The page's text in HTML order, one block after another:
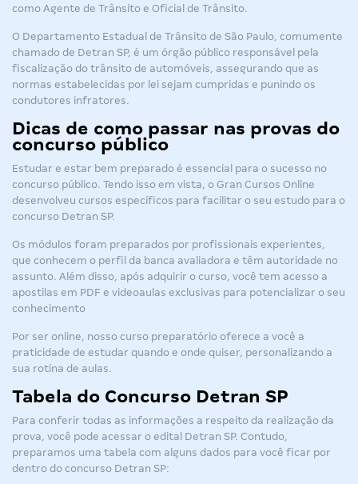
como Agente de Trânsito e Oficial de Trânsito.
O Departamento Estadual de Trânsito de São Paulo, comumente
chamado de Detran SP, é um órgão público responsável pela
fiscalização do trânsito de automóveis, assegurando que as
normas estabelecidas por lei sejam cumpridas e punindo os
condutores infratores.
Dicas de como passar nas provas do
concurso público
Estudar e estar bem preparado é essencial para o sucesso no
concurso público. Tendo isso em vista, o Gran Cursos Online
desenvolveu cursos específicos para facilitar o seu estudo para o
concurso Detran SP.
Os módulos foram preparados por profissionais experientes,
que conhecem o perfil da banca avaliadora e têm autoridade no
assunto. Além disso, após adquirir o curso, você tem acesso a
apostilas em PDF e videoaulas exclusivas para potencializar o seu
conhecimento
Por ser online, nosso curso preparatório oferece a você a
praticidade de estudar quando e onde quiser, personalizando a
sua rotina de aulas.
Tabela do Concurso Detran SP
Para conferir todas as informações a respeito da realização da
prova, você pode acessar o edital Detran SP. Contudo,
preparamos uma tabela com alguns dados para você ficar por
dentro do concurso Detran SP: